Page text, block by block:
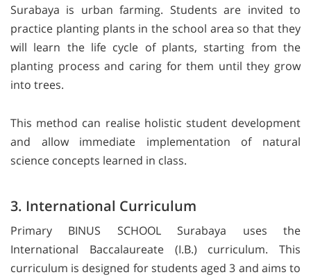
Surabaya is urban farming. Students are invited to
practice planting plants in the school area so that they
will learn the life cycle of plants, starting from the
planting process and caring for them until they grow
into trees.
This method can realise holistic student development
and allow immediate implementation of natural
science concepts learned in class.
3. International Curriculum
Primary BINUS SCHOOL Surabaya uses the
International Baccalaureate (I.B.) curriculum. This
curriculum is designed for students aged 3 and aims to